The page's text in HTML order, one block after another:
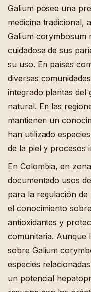
Galium posee una
medicina tradicional,
Galium corymbosum
cuidadosa de sus
su uso. En países
diversas
integrado plantas del
natural. En las
mantienen un
han utilizado
de la piel y procesos
En Colombia, en
documentado usos
para la regulación de
el conocimiento
antioxidantes y
comunitaria. Aunque
sobre Galium
especies
un potencial